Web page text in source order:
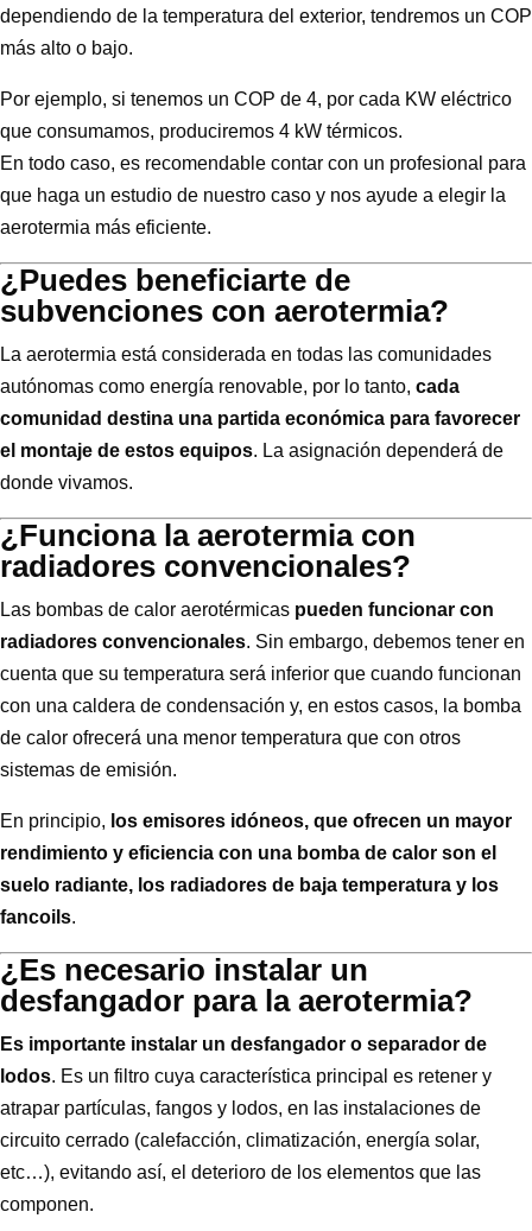
dependiendo de la temperatura del exterior, tendremos un COP
más alto o bajo.
Por ejemplo, si tenemos un COP de 4, por cada KW eléctrico
que consumamos, produciremos 4 kW térmicos.
En todo caso, es recomendable contar con un profesional para
que haga un estudio de nuestro caso y nos ayude a elegir la
aerotermia más eficiente.
¿Puedes beneficiarte de
subvenciones con aerotermia?
La aerotermia está considerada en todas las comunidades
autónomas como energía renovable, por lo tanto, cada
comunidad destina una partida económica para favorecer
el montaje de estos equipos. La asignación dependerá de
donde vivamos.
¿Funciona la aerotermia con
radiadores convencionales?
Las bombas de calor aerotérmicas pueden funcionar con
radiadores convencionales. Sin embargo, debemos tener en
cuenta que su temperatura será inferior que cuando funcionan
con una caldera de condensación y, en estos casos, la bomba
de calor ofrecerá una menor temperatura que con otros
sistemas de emisión.
En principio, los emisores idóneos, que ofrecen un mayor
rendimiento y eficiencia con una bomba de calor son el
suelo radiante, los radiadores de baja temperatura y los
fancoils.
¿Es necesario instalar un
desfangador para la aerotermia?
Es importante instalar un desfangador o separador de
lodos. Es un filtro cuya característica principal es retener y
atrapar partículas, fangos y lodos, en las instalaciones de
circuito cerrado (calefacción, climatización, energía solar,
etc…), evitando así, el deterioro de los elementos que las
componen.